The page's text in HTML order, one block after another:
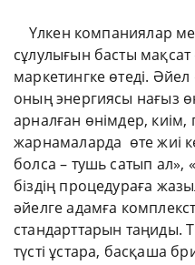
Үлкен компаниялар
сұлулығын басты мақсат
маркетингке өтеді. Әйел
оның энергиясы нағыз
арналған өнімдер, киім,
жарнамаларда өте жиі
болса – тушь сатып ал»,
біздің процедураға
әйелге адамға
стандарттарын таңиды.
түсті ұстара, басқаша